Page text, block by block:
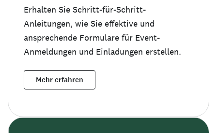
Erhalten Sie Schritt-für-Schritt-
Anleitungen, wie Sie effektive und
ansprechende Formulare für Event-
Anmeldungen und Einladungen erstellen.
Mehr erfahren